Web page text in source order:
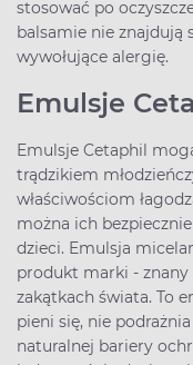
stosować po
balsamie nie znajdują
wywołujące alergię.
Emulsje
Emulsje Cetaphil
trądzikiem
właściwościom
można ich
dzieci. Emulsja
produkt marki -
zakątkach świata. To
pieni się, nie
naturalnej bariery